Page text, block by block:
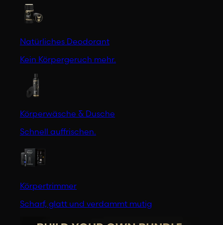
Natürliches Deodorant
Kein Körpergeruch mehr.
Körperwäsche & Dusche
Schnell auffrischen.
Körpertrimmer
Scharf, glatt und verdammt mutig